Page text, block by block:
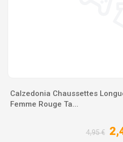
Calzedonia Chaussettes
Femme Rouge Ta...
4,95 €